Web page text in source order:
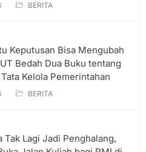
BERITA
Keputusan Bisa Mengubah
Bedah Dua Buku tentang
Kelola Pemerintahan
BERITA
Tak Lagi Jadi Penghalang,